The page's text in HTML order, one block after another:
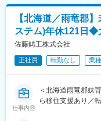
・スタッフ同士仲
何かあればすぐに
で、未経験の方も
・有給も取りやす
・当社のコンクリ
目度が上がってい
【北海道／雨竜郡
ステム)年休121日
佐藤鋳工株式会社
正社員 転勤なし 業
仕事内容
＜北海道雨竜郡妹
ら移住支援あり／